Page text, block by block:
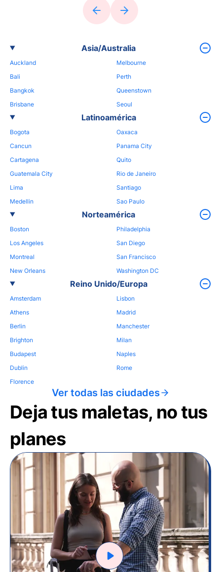
Asia/Australia
Auckland
Bali
Bangkok
Brisbane
Melbourne
Perth
Queenstown
Seoul
Latinoamérica
Bogota
Cancun
Cartagena
Guatemala City
Lima
Medellin
Oaxaca
Panama City
Quito
Rio de Janeiro
Santiago
Sao Paulo
Norteamérica
Boston
Los Angeles
Montreal
New Orleans
Philadelphia
San Diego
San Francisco
Washington DC
Reino Unido/Europa
Amsterdam
Athens
Berlin
Brighton
Budapest
Dublin
Florence
Lisbon
Madrid
Manchester
Milan
Naples
Rome
Ver todas las ciudades
Deja tus maletas, no tus
planes